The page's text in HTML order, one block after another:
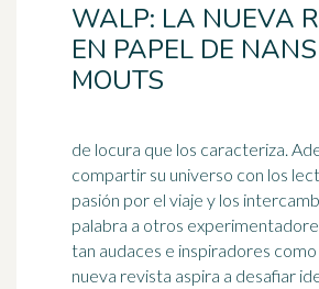
WALP: LA NUEVA
EN PAPEL DE
MOUTS
de locura que los caracteriza. Además de
compartir su universo con los
pasión por el viaje y los
palabra a otros
tan audaces e inspiradores como
nueva revista aspira a desafiar